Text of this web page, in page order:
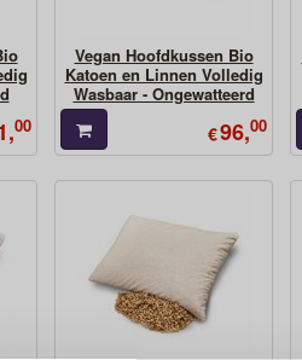
00
Vegan Hoofdkussen Bio
Katoen en Linnen Volledig
Wasbaar - Ongewatteerd
€96,00